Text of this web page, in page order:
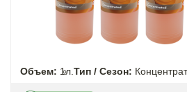
Объем: 1л. Тип / Сезон: